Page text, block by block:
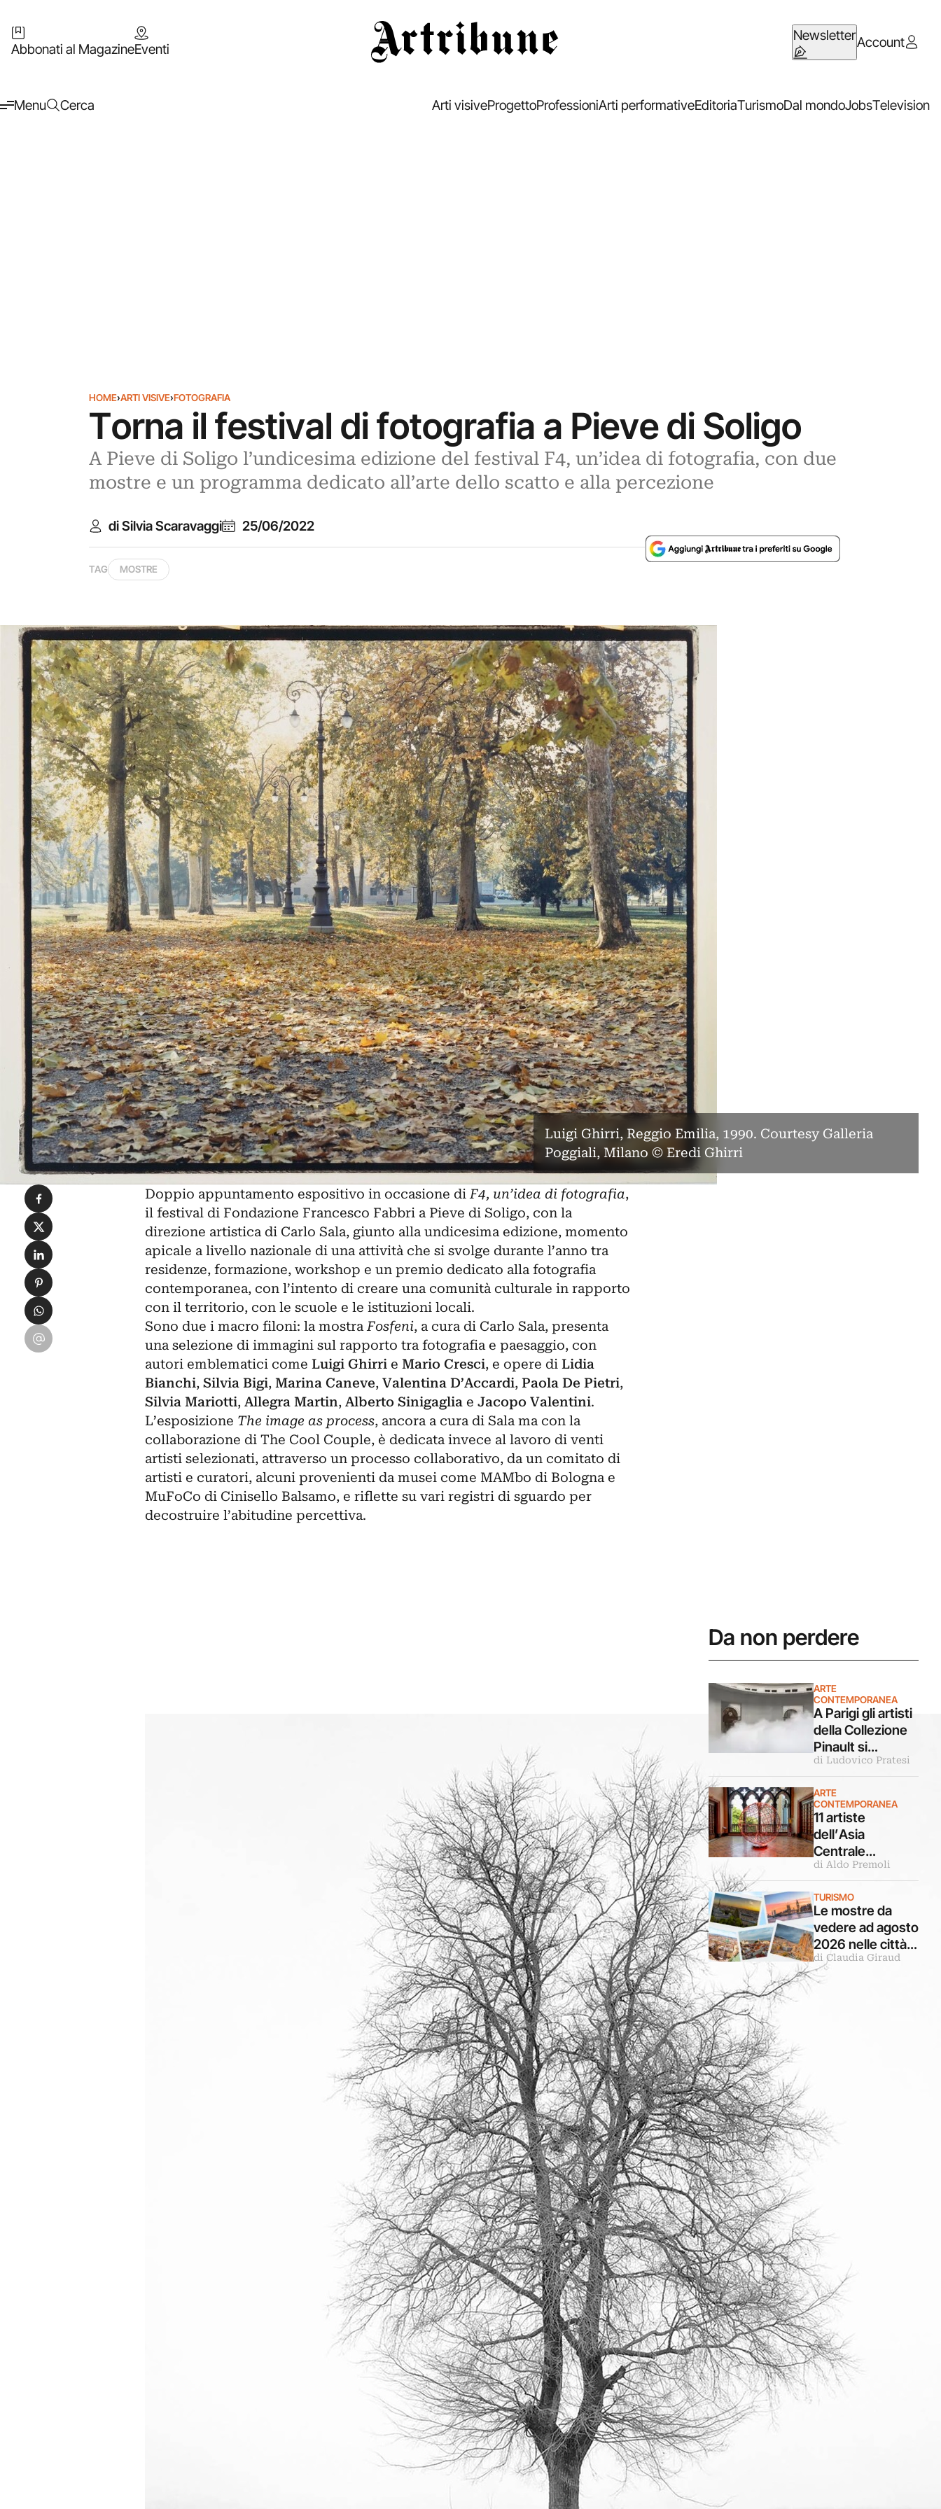
Abbonati al MagazineEventi
NewsletterAccount
Menu Cerca Arti visiveProgettoProfessioniArti performativeEditoriaTurismoDal mondoJobsTelevision
HOME›ARTI VISIVE›FOTOGRAFIA
Torna il festival di fotografia a Pieve di Soligo
A Pieve di Soligo l’undicesima edizione del festival F4, un’idea di fotografia, con due
mostre e un programma dedicato all’arte dello scatto e alla percezione
di Silvia Scaravaggi 25/06/2022
TAG MOSTRE
Luigi Ghirri, Reggio Emilia, 1990. Courtesy Galleria
Poggiali, Milano © Eredi Ghirri
Doppio appuntamento espositivo in occasione diF4, un’idea di fotografia,
il festival di Fondazione Francesco Fabbri a Pieve di Soligo, con la
direzione artistica di Carlo Sala, giunto alla undicesima edizione, momento
apicale a livello nazionale di una attività che si svolge durante l’anno tra
residenze, formazione, workshop e un premio dedicato alla fotografia
contemporanea, con l’intento di creare una comunità culturale in rapporto
con il territorio, con le scuole e le istituzioni locali.
Sono due i macro filoni: la mostraFosfeni, a cura di Carlo Sala, presenta
una selezione di immagini sul rapporto tra fotografia e paesaggio, con
autori emblematici come Luigi Ghirri e Mario Cresci, e opere di Lidia
Bianchi, Silvia Bigi, Marina Caneve, Valentina D’Accardi, Paola De Pietri,
Silvia Mariotti, Allegra Martin, Alberto Sinigagliae Jacopo Valentini.
L’esposizione The image as process, ancora a cura di Sala ma con la
collaborazione di The Cool Couple, è dedicata invece al lavoro di venti
artisti selezionati, attraverso un processo collaborativo, da un comitato di
artisti e curatori, alcuni provenienti da musei come MAMbo di Bologna e
MuFoCo di Cinisello Balsamo, e riflette su vari registri di sguardo per
decostruire l’abitudine percettiva.
Da non perdere
ARTE
CONTEMPORANEA
A Parigi gli artisti
della Collezione
Pinault si
confrontano con
luce e ombra in
una grande
mostra
di Ludovico Pratesi
ARTE
CONTEMPORANEA
11 artiste
dell’Asia
Centrale
rileggono la
Turandot in
questa mostra a
Venezia
di Aldo Premoli
TURISMO
Le mostre da
vedere ad agosto
2026 nelle città
d’arte europee
di Claudia Giraud
Condividi su Facebook
Condividi su X
Condividi su LinkedIn
Condividi su Pinterest
Condividi su WhatsApp
Condividi su Email